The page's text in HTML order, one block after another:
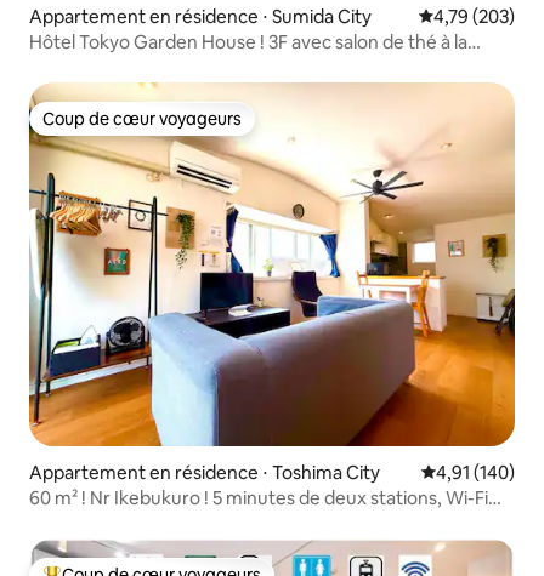
Appartement en résidence ⋅ Sumida City Évaluation
4,79 (203)
Hôtel Tokyo Garden House ! 3F avec salon de thé à la
Coup de cœur voyageurs
Coup de cœur voyageurs
Appartement en résidence ⋅ Toshima City Évaluation
4,91 (140)
60 m² ! Nr Ikebukuro ! 5 minutes de deux stations, Wi-Fi